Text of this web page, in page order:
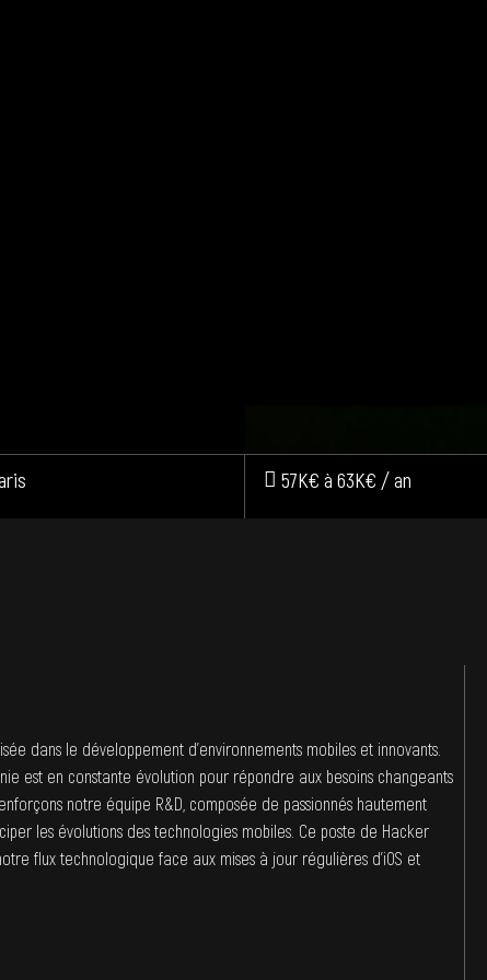
57K€ à 63K€ / an
dans le développement d’environnements mobiles et innovants.
est en constante évolution pour répondre aux besoins changeants
notre équipe R&D, composée de passionnés hautement
les évolutions des technologies mobiles. Ce poste de Hacker
flux technologique face aux mises à jour régulières d’iOS et